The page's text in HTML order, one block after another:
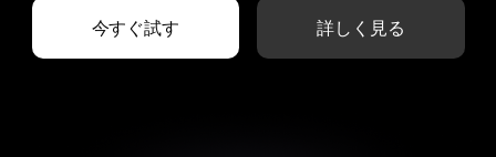
今すぐ試す 詳しく見る